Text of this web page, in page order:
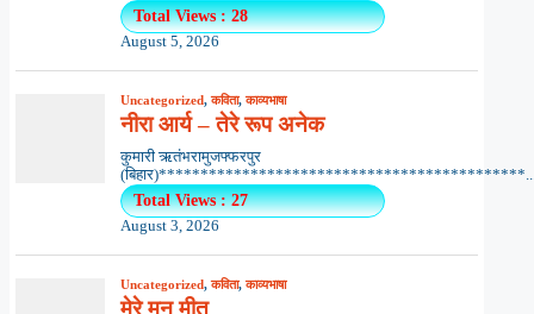
Total Views : 28
August 5, 2026
Uncategorized,कविता,काव्यभाषा
नीरा आर्य – तेरे रूप अनेक
कुमारी ऋतंभरामुजफ्फरपुर
Total Views : 27
August 3, 2026
Uncategorized,कविता,काव्यभाषा
मेरे मन मीत